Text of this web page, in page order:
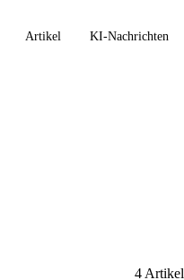
Artikel KI-Nachrichten
4 Artikel